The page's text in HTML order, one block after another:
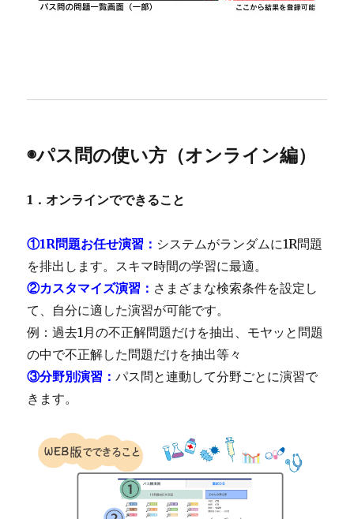
◉パス問の使い方（オンライン編）
1．オンラインでできること
①1R問題お任せ演習 ： システムがランダムに1R問題
を排出します。スキマ時間の学習に最適。
②カスタマイズ演習 ： さまざまな検索条件を設定し
て、自分に適した演習が可能です。
例：過去1月の不正解問題だけを抽出、モヤッと問題
の中で不正解した問題だけを抽出等々
③分野別演習 ：パス問と連動して分野ごとに演習で
きます。